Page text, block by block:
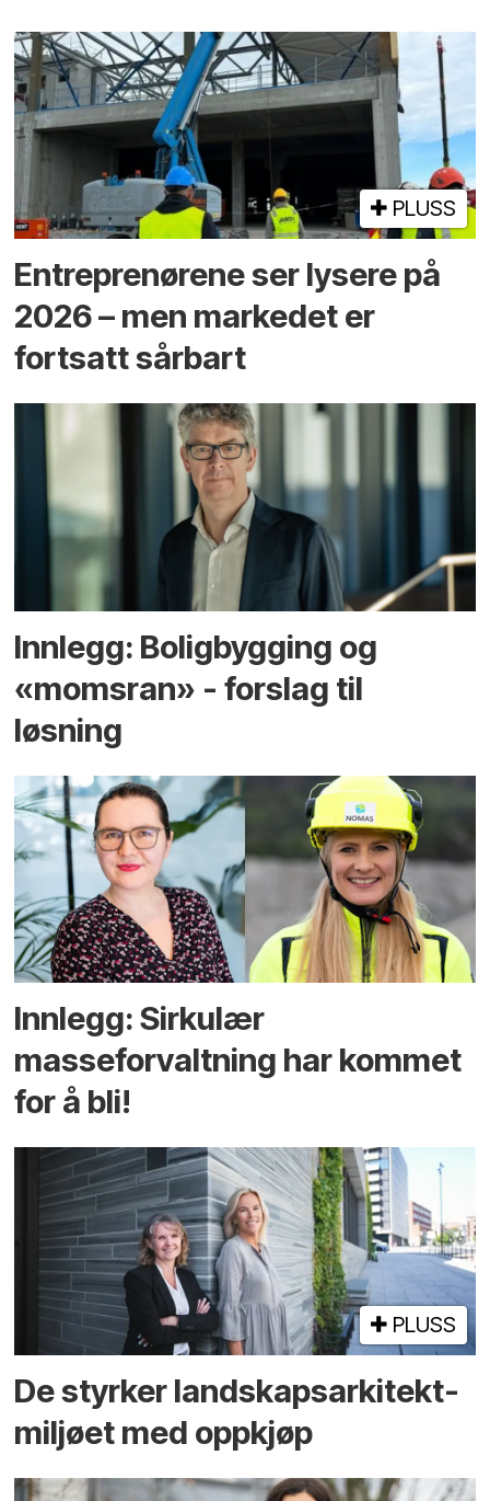
PLUSS
Entreprenørene ser lysere på
2026 – men markedet er
fortsatt sårbart
Innlegg: Boligbygging og
«momsran» - forslag til
løsning
Innlegg: Sirkulær
masseforvaltning har kommet
for å bli!
PLUSS
De styrker landskaps­arkitekt­
miljøet med oppkjøp